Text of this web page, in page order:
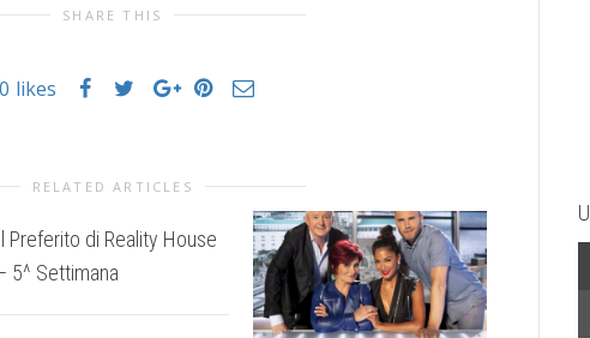
SHARE THIS
0 likes
RELATED ARTICLES
Preferito di Reality House
5^ Settimana